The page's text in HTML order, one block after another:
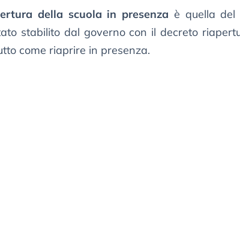
della scuola in presenza è quella del
stabilito dal governo con il decreto
come riaprire in presenza.